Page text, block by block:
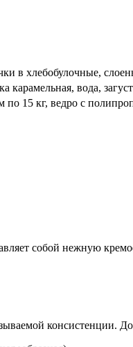
в хлебобулочные,
вода,
15 кг, ведро с
собой нежную
консистенции.